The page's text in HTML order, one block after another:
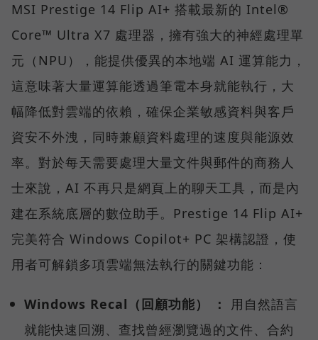
MSI Prestige 14 Flip AI+ 搭載最新的 Intel®
Core™ Ultra X7 處理器，擁有強大的神經處理單
元（NPU），能提供優異的本地端 AI 運算能力，
這意味著大量運算能透過筆電本身就能執行，大
幅降低對雲端的依賴，確保企業敏感資料與客戶
資安不外洩，同時兼顧資料處理的速度與能源效
率。對於每天需要處理大量文件與郵件的商務人
士來說，AI 不再只是網頁上的聊天工具，而是內
建在系統底層的數位助手。Prestige 14 Flip AI+
完美符合 Windows Copilot+ PC 架構認證，使
用者可解鎖多項雲端無法執行的關鍵功能：
Windows Recal（回顧功能） ：
用自然語言
就能快速回溯、查找曾經瀏覽過的文件、合約